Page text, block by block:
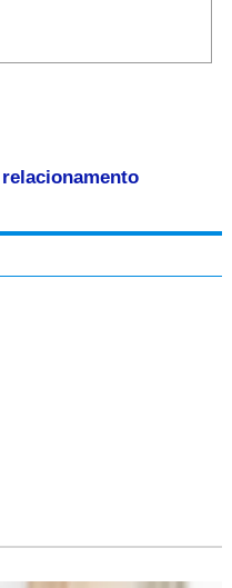
relacionamento